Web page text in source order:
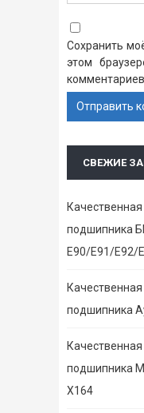
Сохранить
этом
комментариев.
СВЕЖИЕ
подшипника
E90/E91/E92/
подшипника
подшипника
X164